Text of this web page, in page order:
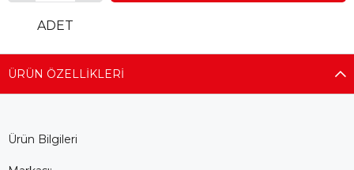
ADET
ÜRÜN ÖZELLIKLERI
Ürün Bilgileri